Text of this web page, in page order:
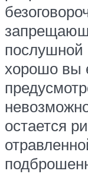
послушной
хорошо вы
остается